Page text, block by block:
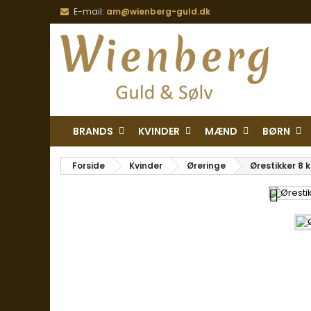
E-mail: am@wienberg-guld.dk
BRANDS KVINDER MÆND BØRN
Forside Kvinder Øreringe Ørestikker 8
